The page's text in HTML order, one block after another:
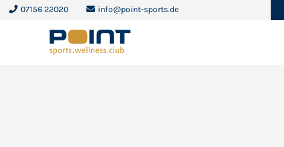
07156 22020 info@point-sports.de